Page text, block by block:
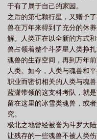
罗大陆iv终极斗罗免费阅读
百度百科 斗罗大陆第一集 斗
笔趣阁免费阅读 斗罗大陆IV终极
谁 斗罗大陆IV终极斗罗笔趣阁
极斗罗(斗罗大陆4终极斗罗) 斗罗
最新章节免费阅读 斗罗大陆iv终
本 斗罗大陆iv 终极斗罗 斗罗
于有了属于自己的家园。
之后的第七颗行星，又赠予
兽在万年来得到了充分的休
解。人类正在以全新的方式
兽占领着整个斗罗星人类挣
魂兽的生存空间，再到万年
人类。如今，人类与魂兽和
职业而密切相关的人类与魂
蓝潇带领的这支科考队，就
留在这里的冰雪类魂兽，或
究。
极北之地曾经被誉为斗罗大
让残存的一些魂兽不被人类